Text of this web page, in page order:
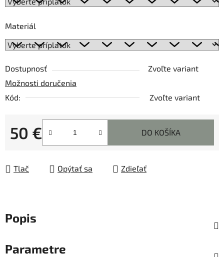
Materiál
Dostupnosť
Zvoľte variant
Možnosti doručenia
Kód:
Zvoľte variant
50 €
Jednotková cena:
DO KOŠÍKA
Tlač Opýtať sa Zdieľať
Popis
Parametre